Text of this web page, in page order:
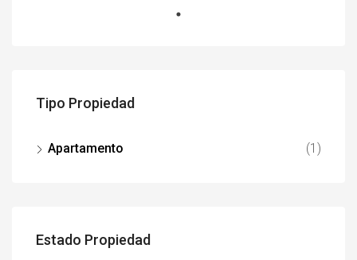
Tipo Propiedad
Apartamento (1)
Estado Propiedad